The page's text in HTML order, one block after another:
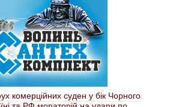
комерційних суден у бік Чорного